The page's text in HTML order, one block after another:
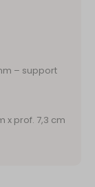
– support
x prof. 7,3 cm